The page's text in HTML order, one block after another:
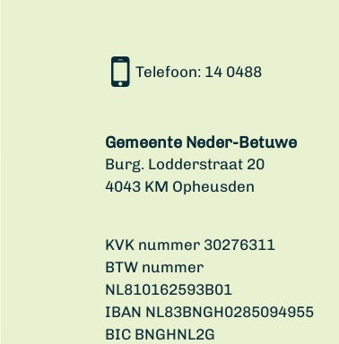
Telefoon: 14 0488
Gemeente Neder-Betuwe
Burg. Lodderstraat 20
4043 KM Opheusden
KVK nummer 30276311
BTW nummer
NL810162593B01
IBAN NL83BNGH0285094955
BIC BNGHNL2G